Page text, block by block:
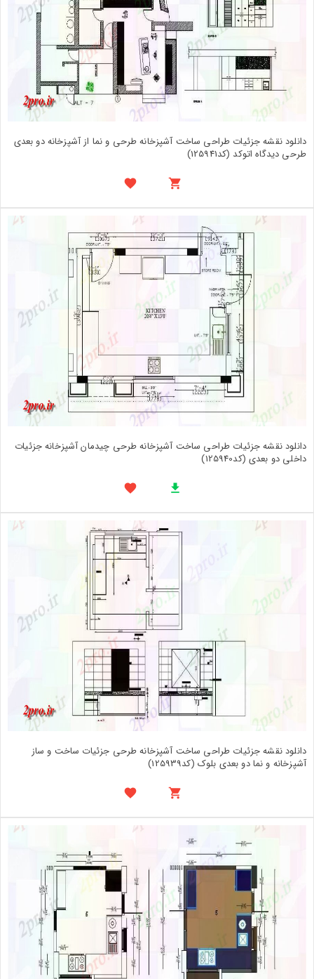
دانلود نقشه جزئیات طراحی ساخت آشپزخانه طرحی و نما از آشپزخانه دو بعدی
طرحی دیدگاه اتوکد (کد125941)
دانلود نقشه جزئیات طراحی ساخت آشپزخانه طرحی چیدمان آشپزخانه جزئیات
داخلی دو بعدی (کد125940)
دانلود نقشه جزئیات طراحی ساخت آشپزخانه طرحی جزئیات ساخت و ساز
آشپزخانه و نما دو بعدی بلوک (کد125939)